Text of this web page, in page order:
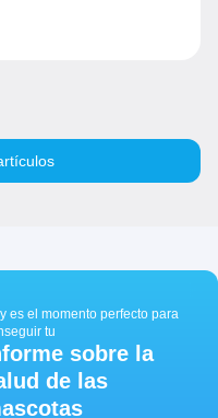
es el momento perfecto para
tu
sobre la
de las